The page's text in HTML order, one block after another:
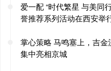
爱一配 “时代繁星 与美同
誉推荐系列活动在西安举
掌心策略 马鸣塞上，吉
集中亮相京城